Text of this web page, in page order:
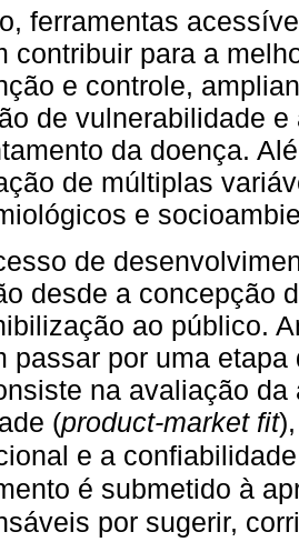
ferramentas
contribuir para a
e controle,
de vulnerabilidade
da doença.
de múltiplas
e
de
desde a concepção
ao público.
passar por uma
na avaliação
(product-market fit
e a
é submetido à
por sugerir,